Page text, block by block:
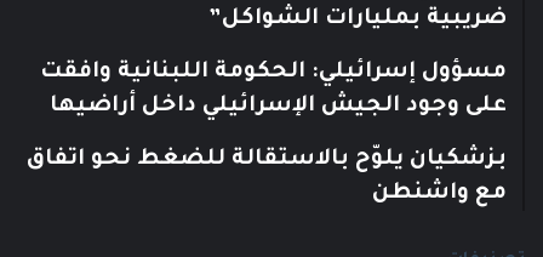
ضريبية بمليارات الشواكل”
مسؤول إسرائيلي: الحكومة اللبنانية وافقت
على وجود الجيش الإسرائيلي داخل أراضيها
بزشكيان يلوّح بالاستقالة للضغط نحو اتفاق
مع واشنطن